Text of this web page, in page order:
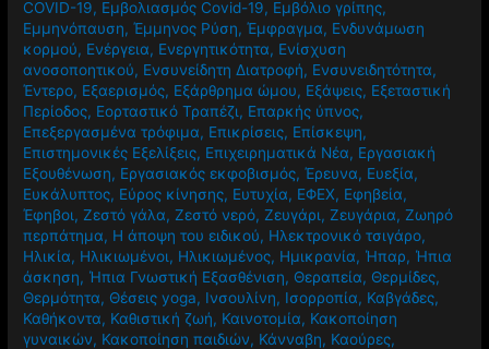
COVID-19, Εμβολιασμός Covid-19, Εμβόλιο γρίπης,
Εμμηνόπαυση,Έμμηνος Ρύση,Έμφραγμα, Ενδυνάμωση
κορμού, Ενέργεια, Ενεργητικότητα, Ενίσχυση
ανοσοποητικού, Ενσυνείδητη Διατροφή, Ενσυνειδητότητα,
Έντερο, Εξαερισμός, Εξάρθρημα ώμου, Εξάψεις, Εξεταστική
Περίοδος, Εορταστικό Τραπέζι, Επαρκής ύπνος,
Επεξεργασμένα τρόφιμα, Επικρίσεις, Επίσκεψη,
Επιστημονικές Εξελίξεις, Επιχειρηματικά Νέα, Εργασιακή
Εξουθένωση, Εργασιακός εκφοβισμός,Έρευνα, Ευεξία,
Ευκάλυπτος, Εύρος κίνησης, Ευτυχία, ΕΦΕΧ, Εφηβεία,
Έφηβοι,Ζεστό γάλα,Ζεστό νερό,Ζευγάρι,Ζευγάρια,Ζωηρό
περπάτημα, Η άποψη του ειδικού, Ηλεκτρονικό τσιγάρο,
Ηλικία, Ηλικιωμένοι, Ηλικιωμένος, Ημικρανία, Ήπαρ, Ήπια
άσκηση, Ήπια Γνωστική Εξασθένιση, Θεραπεία, Θερμίδες,
Θερμότητα, Θέσεις yoga, Ινσουλίνη, Ισορροπία, Καβγάδες,
Καθήκοντα, Καθιστική ζωή, Καινοτομία, Κακοποίηση
γυναικών, Κακοποίηση παιδιών, Κάνναβη, Καούρες,